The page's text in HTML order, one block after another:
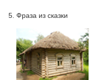
5. Фраза из сказки